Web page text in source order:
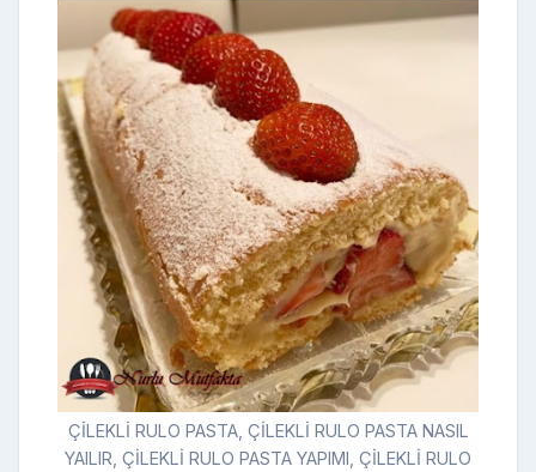
ÇİLEKLİ RULO PASTA, ÇİLEKLİ RULO PASTA NASIL
YAILIR, ÇİLEKLİ RULO PASTA YAPIMI, ÇİLEKLİ RULO